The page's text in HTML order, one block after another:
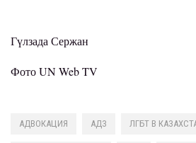
Гүлзада Сержан
Фото UN Web TV
АДВОКАЦИЯ АДЗ ЛГБТ В